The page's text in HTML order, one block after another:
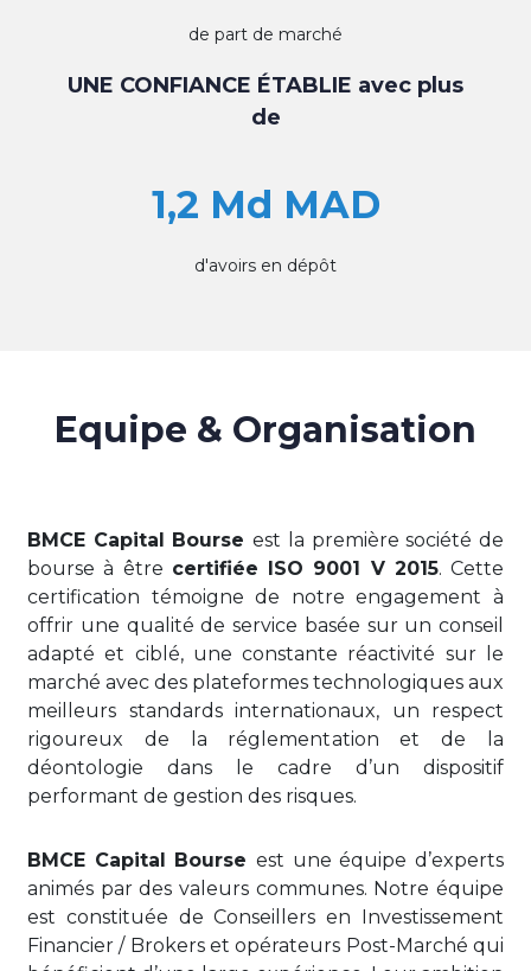
de part de marché
UNE CONFIANCE ÉTABLIE avec plus
de
1,2 Md MAD
d'avoirs en dépôt
Equipe & Organisation
BMCE Capital Bourseest la première société de
bourse à être certifiée ISO 9001 V 2015. Cette
certification témoigne de notre engagement à
offrir une qualité de service basée sur un conseil
adapté et ciblé, une constante réactivité sur le
marché avec des plateformes technologiques aux
meilleurs standards internationaux, un respect
rigoureux de la réglementation et de la
déontologie dans le cadre d’un dispositif
performant de gestion des risques.
BMCE Capital Bourse est une équipe d’experts
animés par des valeurs communes. Notre équipe
est constituée de Conseillers en Investissement
Financier / Brokers et opérateurs Post-Marché qui